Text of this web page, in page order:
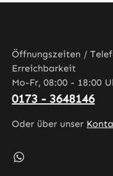
Öffnungszeiten /
Erreichbarkeit
Mo-Fr, 08:00 - 18:00
0173 - 3648146
Oder über unser
Schreib uns auf